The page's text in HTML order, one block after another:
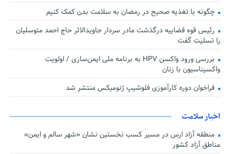
چگونه با تغذیه صحیح در رمضان به سلامت بدن کمک کنیم
رئیس قوه قضاییه درگذشت مادر سردار جاویدالاثر حاج احمد متوسلیان
را تسلیت گفت
بررسی ورود واکسن HPV به برنامه ملی ایمن‌سازی / اولویت
واکسیناسیون با زنان
فراخوان دوره کارآموزی فلوشیپ ژنومیکس منتشر شد
اخبار سلامت
منطقه آزاد ارس در مسیر کسب نخستین نشان «شهر سالم و ایمن»
مناطق آزاد کشور